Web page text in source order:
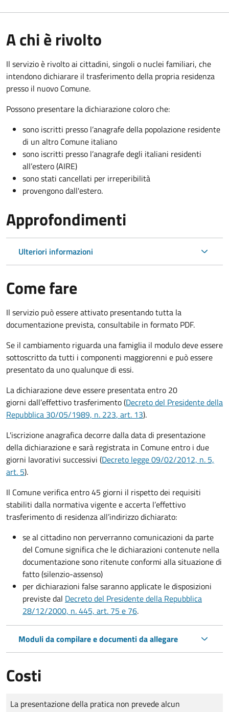
A chi è rivolto
Il servizio è rivolto ai cittadini, singoli o nuclei familiari, che
intendono dichiarare il trasferimento della propria residenza
presso il nuovo Comune.
Possono presentare la dichiarazione coloroche:
sono iscritti presso l’anagrafe della popolazione residente
di un altro Comune italiano
sono iscritti presso l’anagrafe degli italiani residenti
all’estero (AIRE)
sono stati cancellati per irreperibilità
provengono dall'estero.
Approfondimenti
Ulteriori informazioni
Come fare
Il servizio può essere attivato presentando tutta la
documentazione prevista, consultabile in formato PDF.
Se il cambiamento riguarda una famiglia il modulo deve essere
sottoscritto da tutti i componenti maggiorenni e può essere
presentato da uno qualunque di essi.
La dichiarazione deve essere presentata entro 20
giorni dall’effettivo trasferimento (Decreto del Presidente della
Repubblica 30/05/1989, n. 223, art. 13).
L'iscrizione anagrafica decorre dalla data di presentazione
della dichiarazione e sarà registrata in Comune entro i due
giorni lavorativi successivi (Decreto legge 09/02/2012, n. 5,
art. 5).
Il Comune verifica entro45 giorni il rispetto dei requisiti
stabiliti dalla normativa vigente e accerta l’effettivo
trasferimento di residenza all’indirizzo dichiarato:
se al cittadino non perverranno comunicazioni da parte
del Comune significa che le dichiarazioni contenute nella
documentazione sono ritenute conformi alla situazione di
fatto (silenzio-assenso)
per dichiarazioni false saranno applicate le disposizioni
previste dal Decreto del Presidente della Repubblica
28/12/2000, n. 445, art. 75 e 76.
Moduli da compilare e documenti da allegare
Costi
Tipo di pagamento
Importo
La presentazione della pratica non prevede alcun